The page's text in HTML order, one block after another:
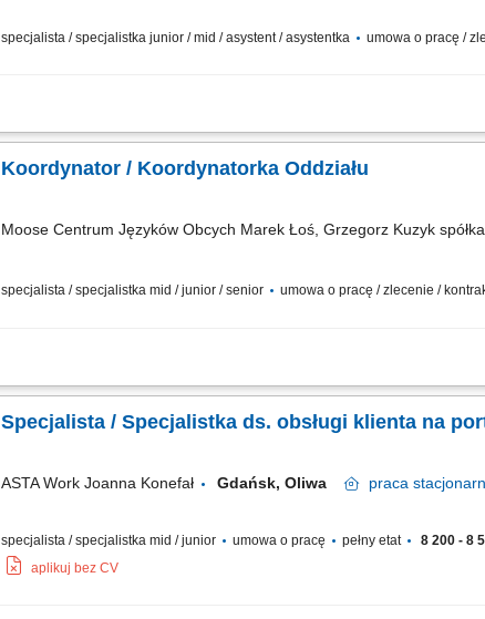
specjalista / specjalistka junior / mid / asystent / asystentka umowa o pracę /
Obsługa klientów telefonicznie i mailowo oraz prowadzenie bieżącej
Koordynator / Koordynatorka Oddziału
Moose Centrum Języków Obcych Marek Łoś, Grzegorz Kuzyk
specjalista / specjalistka mid / junior / senior umowa o pracę / zlecenie /
Opis stanowiska: Nadzór nad sprawną organizacją pracy oddziału. Wsparcie
Specjalista / Specjalistka ds. obsługi klienta na
ASTA Work Joanna Konefał Gdańsk, Oliwa praca
specjalista / specjalistka mid / junior umowa o pracę pełny etat 8 200 - 8
aplikuj bez CV